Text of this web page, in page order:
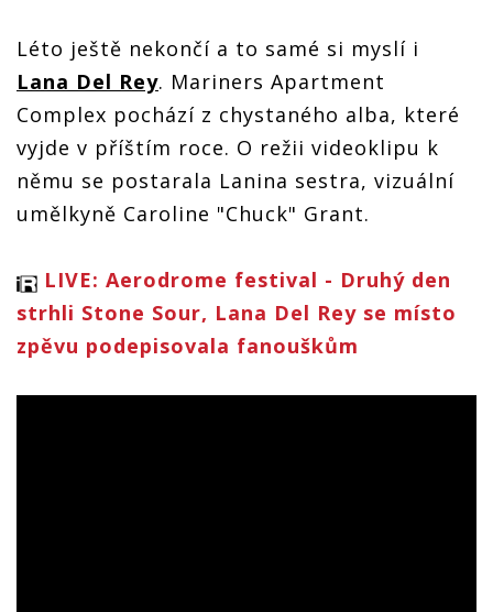
Léto ještě nekončí a to samé si myslí i
Lana Del Rey. Mariners Apartment
Complex pochází z chystaného alba, které
vyjde v příštím roce. O režii videoklipu k
němu se postarala Lanina sestra, vizuální
umělkyně Caroline "Chuck" Grant.
LIVE: Aerodrome festival - Druhý den
strhli Stone Sour, Lana Del Rey se místo
zpěvu podepisovala fanouškům